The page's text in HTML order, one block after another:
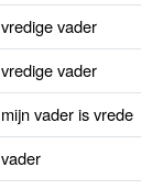
vredige vader
vredige vader
mijn vader is vrede
vader